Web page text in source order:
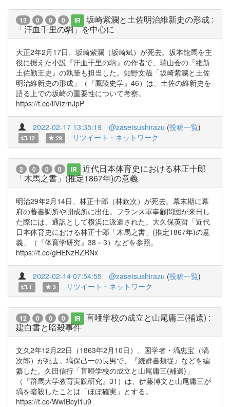
13 0 0 0 IR
坂崎紫瀾と土佐明治維新史の形成 :
「汗血千里の駒」を中心に
大正2年2月17日、坂崎紫瀾（坂崎斌）が死去。坂本龍馬を主
役に据えた小説『汗血千里の駒』の作者で、瑞山会の『維新
土佐勤王史』の執筆も担当した。知野文哉「坂崎紫瀾と土佐
明治維新史の形成」（『鷹陵史学』46）は、土佐の維新史を
語る上での坂崎の重要性について考察。
https://t.co/llVIzrnJpP
2022-02-17 13:35:19 @zasetsushirazu (投稿一覧)
12 29 リツイート・ネットワーク
2 0 0 0 IR
近代日本体育史における林正十郎
「木馬之書」(推定1867年)の意義
明治29年2月14日、林正十郎（林欽次）が死去。幕末期に幕
府の蕃書調所や開成所に出仕。フランス軍事顧問団が来日し
た際には、通訳として横浜に派遣された。大久保英哲「近代
日本体育史における林正十郎「木馬之書」(推定1867年)の意
義」（『体育学研究』38－3）などを参照。
https://t.co/gHENzRZRNx
2022-02-14 07:54:55 @zasetsushirazu (投稿一覧)
1 3 リツイート・ネットワーク
12 0 0 0 IR
盲唖学校の成立と山尾庸三(補遺) :
建白書と暗殺事件
文久2年12月22日（1863年2月10日）、国学者・塙忠宝（塙
次郎）が死去。塙保己一の長男で、『続群書類従』などを編
纂した。久田信行「盲唖学校の成立と山尾庸三(補遺)」
（『群馬大学教育実践研究』31）は、伊藤博文と山尾庸三が
塙を暗殺したことは「ほぼ確実」とする。
https://t.co/WwIBcyl1u9